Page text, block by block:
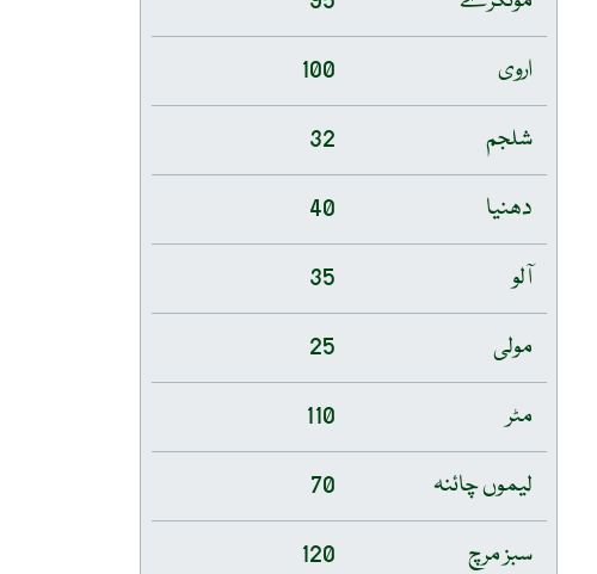
اروی
100
شلجم
32
دھنیا
40
آلو
35
مولی
25
مٹر
110
لیموں چائنہ
70
سبز مرچ
120